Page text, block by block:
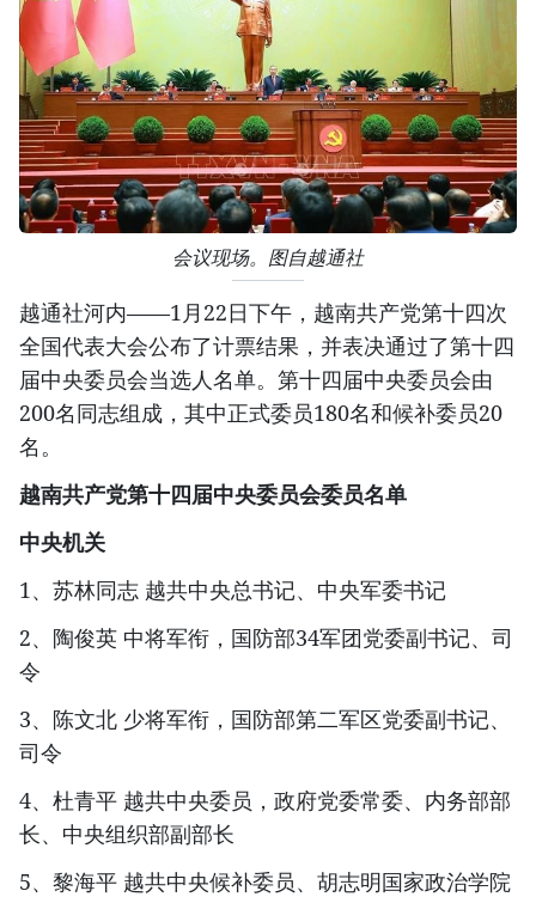
会议现场。图自越通社
越通社河内——1月22日下午，越南共产党第十四次
全国代表大会公布了计票结果，并表决通过了第十四
届中央委员会当选人名单。第十四届中央委员会由
200名同志组成，其中正式委员180名和候补委员20
名。
越南共产党第十四届中央委员会委员名单
中央机关
1、苏林同志 越共中央总书记、中央军委书记
2、陶俊英 中将军衔，国防部34军团党委副书记、司
令
3、陈文北 少将军衔，国防部第二军区党委副书记、
司令
4、杜青平 越共中央委员，政府党委常委、内务部部
长、中央组织部副部长
5、黎海平 越共中央候补委员、胡志明国家政治学院